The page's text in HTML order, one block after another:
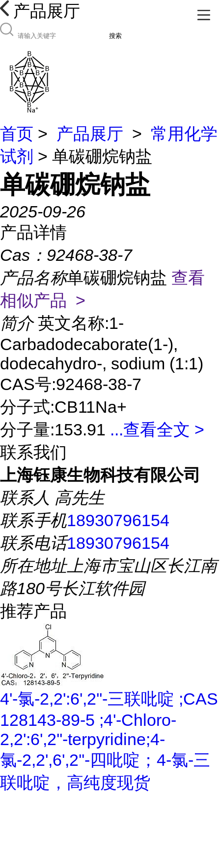
产品展厅
搜索
首页 > 产品展厅 > 常用化学
试剂 > 单碳硼烷钠盐
单碳硼烷钠盐
2025-09-26
产品详情
Cas： 92468-38-7
产品名称单碳硼烷钠盐 查看
相似产品 >
简介 英文名称:1-
Carbadodecaborate(1-),
dodecahydro-, sodium (1:1)
CAS号:92468-38-7
分子式:CB11Na+
分子量:153.91 ...查看全文 >
联系我们
上海钰康生物科技有限公司
联系人 高先生
联系手机18930796154
联系电话18930796154
所在地址上海市宝山区长江南
路180号长江软件园
推荐产品
4'-氯-2,2':6',2''-三联吡啶 ;CAS
128143-89-5 ;4'-Chloro-
2,2':6',2''-terpyridine;4-
氯-2,2',6',2''-四吡啶；4-氯-三
联吡啶，高纯度现货